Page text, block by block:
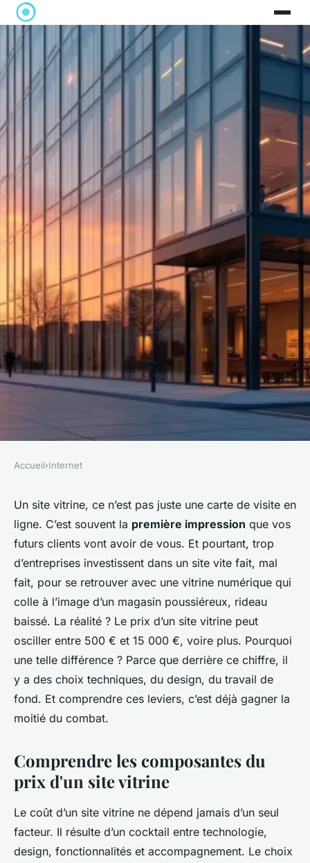
Ce qu'il faut savoir sur le prix
d'un site vitrine
Franceline•04/04/2026 17:00•9 min de lecture
Accueil›Internet
Un site vitrine, ce n’est pas juste une carte de visite en
ligne. C’est souvent la première impression que vos
futurs clients vont avoir de vous. Et pourtant, trop
d’entreprises investissent dans un site vite fait, mal
fait, pour se retrouver avec une vitrine numérique qui
colle à l’image d’un magasin poussiéreux, rideau
baissé. La réalité ? Le prix d’un site vitrine peut
osciller entre 500 € et 15 000 €, voire plus. Pourquoi
une telle différence ? Parce que derrière ce chiffre, il
y a des choix techniques, du design, du travail de
fond. Et comprendre ces leviers, c’est déjà gagner la
moitié du combat.
Comprendre les composantes du
prix d'un site vitrine
Le coût d’un site vitrine ne dépend jamais d’un seul
facteur. Il résulte d’un cocktail entre technologie,
design, fonctionnalités et accompagnement. Le choix